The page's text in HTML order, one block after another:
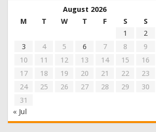
August 2026
M
T W T F S
S
1
2
3
4 5 6 7 8
9
10
11 12 13 14 15
16
17
18 19 20 21 22
23
24
25 26 27 28 29
30
31
« Jul